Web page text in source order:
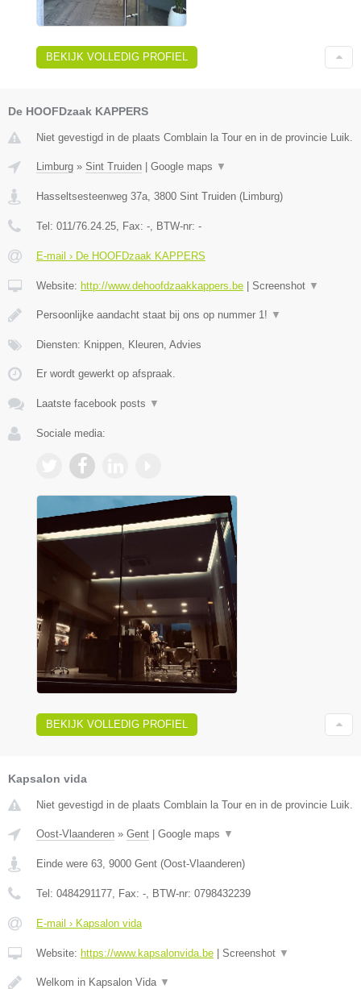
BEKIJK VOLLEDIG PROFIEL
De HOOFDzaak KAPPERS
Niet gevestigd in de plaats Comblain la Tour en in de provincie Luik.
Limburg » Sint Truiden Google maps ▼
Hasseltsesteenweg 37a, 3800 Sint Truiden (Limburg)
Tel: 011/76.24.25, Fax: -, BTW-nr: -
E-mail › De HOOFDzaak KAPPERS
Website: http://www.dehoofdzaakkappers.be Screenshot ▼
Persoonlijke aandacht staat bij ons op nummer 1! ▼
Diensten: Knippen, Kleuren, Advies
Er wordt gewerkt op afspraak.
Laatste facebook posts ▼
Sociale media:
BEKIJK VOLLEDIG PROFIEL
Kapsalon vida
Niet gevestigd in de plaats Comblain la Tour en in de provincie Luik.
Oost-Vlaanderen » Gent | Google maps ▼
Einde were 63 9000 Gent (Oost-Vlaanderen)
Tel: 0484291177 , Fax: - , BTW-nr: 0798432239
E-mail › Kapsalon vida
Website: https://www.kapsalonvida.be | Screenshot ▼
Welkom in Kapsalon Vida ▼